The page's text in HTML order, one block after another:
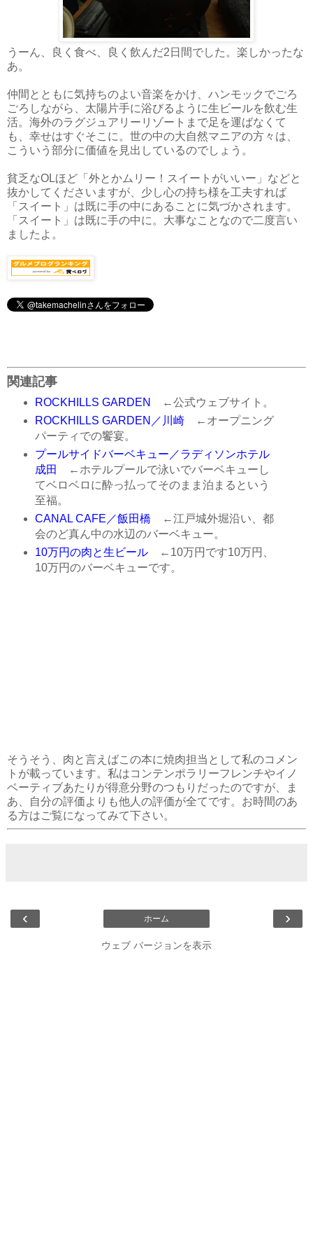
うーん、良く食べ、良く飲んだ2日間でした。楽しかったな
あ。
仲間とともに気持ちのよい音楽をかけ、ハンモックでごろ
ごろしながら、太陽片手に浴びるように生ビールを飲む生
活。海外のラグジュアリーリゾートまで足を運ばなくて
も、幸せはすぐそこに。世の中の大自然マニアの方々は、
こういう部分に価値を見出しているのでしょう。
貧乏なOLほど「外とかムリー！スイートがいいー」などと
抜かしてくださいますが、少し心の持ち様を工夫すれば
「スイート」は既に手の中にあることに気づかされます。
「スイート」は既に手の中に。大事なことなので二度言い
ましたよ。
関連記事
ROCKHILLS GARDEN
←公式ウェブサイト。
ROCKHILLS GARDEN／川崎←オープニング
パーティでの饗宴。
プールサイドバーベキュー／ラディソンホテル
成田
←ホテルプールで泳いでバーベキューし
てベロベロに酔っ払ってそのまま泊まるという
至福。
CANAL CAFE／飯田橋 ←江戸城外堀沿い、都
会のど真ん中の水辺のバーベキュー。
10万円の肉と生ビール←10万円です10万円、
10万円のバーベキューです。
そうそう、肉と言えばこの本に焼肉担当として私のコメン
トが載っています。私はコンテンポラリーフレンチやイノ
ベーティブあたりが得意分野のつもりだったのですが、ま
あ、自分の評価よりも他人の評価が全てです。お時間のあ
る方はご覧になってみて下さい。
‹ ›
ホーム
ウェブ バージョンを表示